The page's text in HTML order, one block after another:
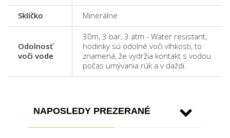
Sklíčko Minerálne
Odolnosť
voči vode
30m, 3 bar, 3 atm - Water resistant,
hodinky sú odolné voči vlhkosti, to
znamená, že vydržia kontakt s vodou
počas umývania rúk a v daždi.
NAPOSLEDY PREZERANÉ